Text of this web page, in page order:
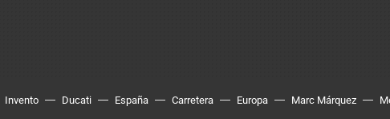
Invento Ducati España Carretera Europa Marc Márquez